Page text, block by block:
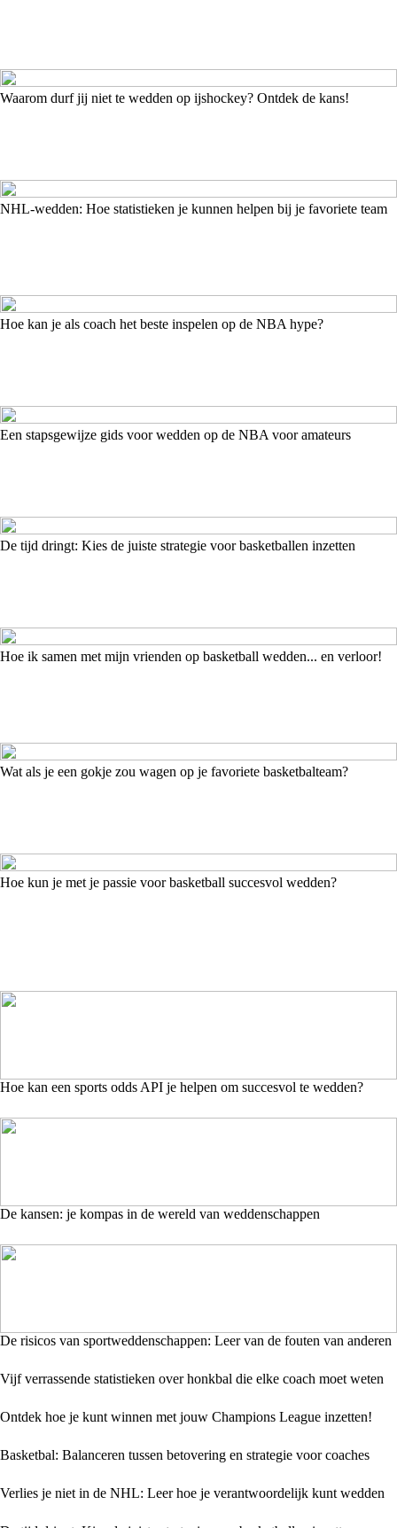
Waarom durf jij niet te wedden op ijshockey? Ontdek de kans!
NHL-wedden: Hoe statistieken je kunnen helpen bij je favoriete team
Hoe kan je als coach het beste inspelen op de NBA hype?
Een stapsgewijze gids voor wedden op de NBA voor amateurs
De tijd dringt: Kies de juiste strategie voor basketballen inzetten
Hoe ik samen met mijn vrienden op basketball wedden... en verloor!
Wat als je een gokje zou wagen op je favoriete basketbalteam?
Hoe kun je met je passie voor basketball succesvol wedden?
Hoe kan een sports odds API je helpen om succesvol te wedden?
De kansen: je kompas in de wereld van weddenschappen
De risicos van sportweddenschappen: Leer van de fouten van anderen
Vijf verrassende statistieken over honkbal die elke coach moet weten
Ontdek hoe je kunt winnen met jouw Champions League inzetten!
Basketbal: Balanceren tussen betovering en strategie voor coaches
Verlies je niet in de NHL: Leer hoe je verantwoordelijk kunt wedden